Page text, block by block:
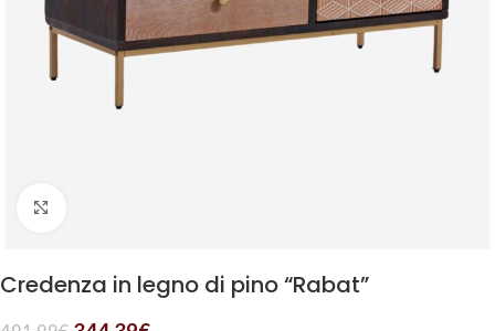
Credenza in legno di pino “Rabat”